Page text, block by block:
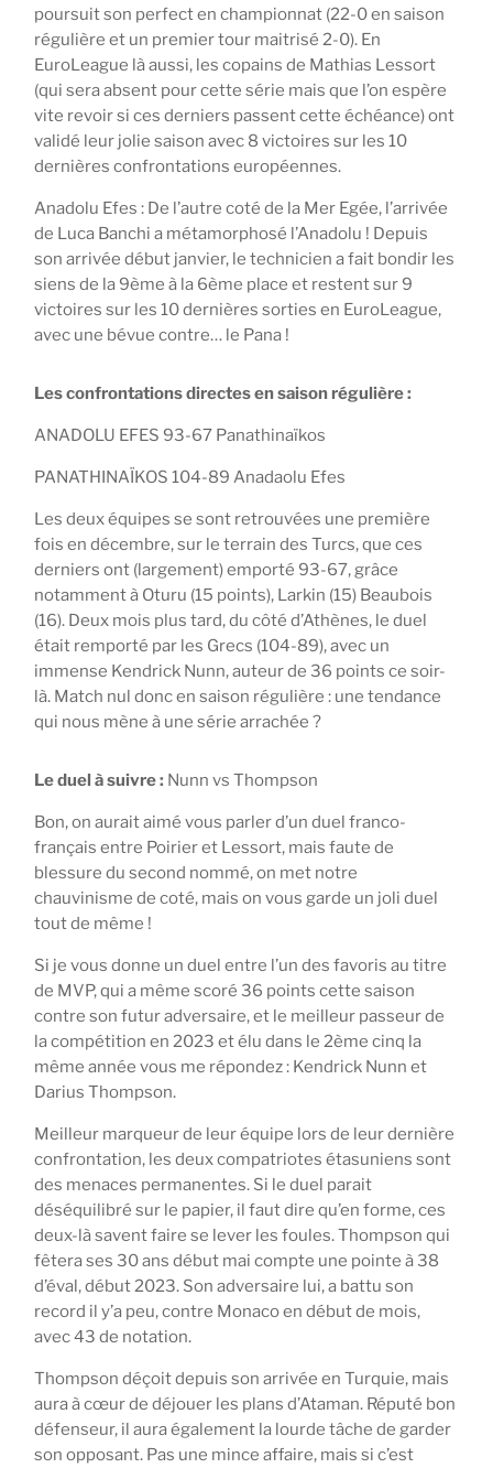
poursuit son perfect en championnat (22-0 en saison
régulière et un premier tour maitrisé 2-0). En
EuroLeague là aussi, les copains de Mathias Lessort
(qui sera absent pour cette série mais que l’on espère
vite revoir si ces derniers passent cette échéance) ont
validé leur jolie saison avec 8 victoires sur les 10
dernières confrontations européennes.
Anadolu Efes : De l’autre coté de la Mer Egée, l’arrivée
de Luca Banchi a métamorphosé l’Anadolu ! Depuis
son arrivée début janvier, le technicien a fait bondir les
siens de la 9ème à la 6ème place et restent sur 9
victoires sur les 10 dernières sorties en EuroLeague,
avec une bévue contre… le Pana !
Les confrontations directes en saison régulière :
ANADOLU EFES 93-67 Panathinaïkos
PANATHINAÏKOS 104-89 Anadaolu Efes
Les deux équipes se sont retrouvées une première
fois en décembre, sur le terrain des Turcs, que ces
derniers ont (largement) emporté 93-67, grâce
notamment à Oturu (15 points), Larkin (15) Beaubois
(16). Deux mois plus tard, du côté d’Athènes, le duel
était remporté par les Grecs (104-89), avec un
immense Kendrick Nunn, auteur de 36 points ce soir-
là. Match nul donc en saison régulière : une tendance
qui nous mène à une série arrachée ?
Le duel à suivre : Nunn vs Thompson
Bon, on aurait aimé vous parler d’un duel franco-
français entre Poirier et Lessort, mais faute de
blessure du second nommé, on met notre
chauvinisme de coté, mais on vous garde un joli duel
tout de même !
Si je vous donne un duel entre l’un des favoris au titre
de MVP, qui a même scoré 36 points cette saison
contre son futur adversaire, et le meilleur passeur de
la compétition en 2023 et élu dans le 2ème cinq la
même année vous me répondez : Kendrick Nunn et
Darius Thompson.
Meilleur marqueur de leur équipe lors de leur dernière
confrontation, les deux compatriotes étasuniens sont
des menaces permanentes. Si le duel parait
déséquilibré sur le papier, il faut dire qu’en forme, ces
deux-là savent faire se lever les foules. Thompson qui
fêtera ses 30 ans début mai compte une pointe à 38
d’éval, début 2023. Son adversaire lui, a battu son
record il y’a peu, contre Monaco en début de mois,
avec 43 de notation.
Thompson déçoit depuis son arrivée en Turquie, mais
aura à cœur de déjouer les plans d’Ataman. Réputé bon
défenseur, il aura également la lourde tâche de garder
son opposant. Pas une mince affaire, mais si c’est